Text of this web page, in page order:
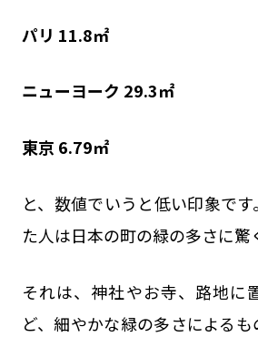
パリ 11.8㎡
ニューヨーク 29.3㎡
東京 6.79㎡
と、数値でいうと低い印象で
た人は日本の町の緑の多さに驚
それは、神社やお寺、路地に
ど、細やかな緑の多さによる